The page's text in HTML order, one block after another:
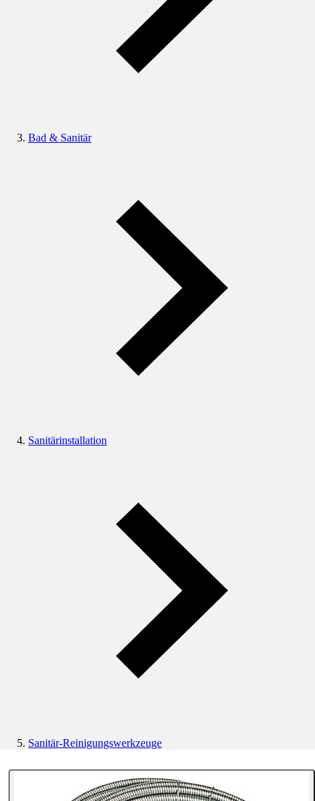
Bad & Sanitär
Sanitärinstallation
Sanitär-Reinigungswerkzeuge